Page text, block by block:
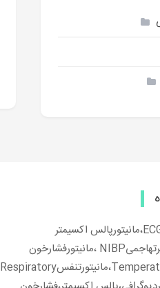
مانیتورعلائم حیاتی،مانیتورECG،مانیتورپالس اکسیمتر
SPO2،مانیتورفشارخون غیرتهاجمیNIBP ،مانیتورفشارخون
تهاجمیIBP،مانیتوردماTemperature،مانیتورتنفسRespiratory